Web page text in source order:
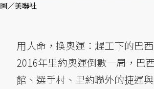
圖／美聯社
用人命，換奧運：趕工下的巴
2016年里約奧運倒數一周，巴
館、選手村、里約聯外的捷運